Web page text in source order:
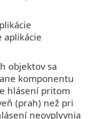
aplikácie
objektov sa
komponentu
hlásení pritom
(prah) než pri
neovplyvnia